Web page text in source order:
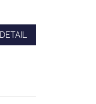
DETAIL